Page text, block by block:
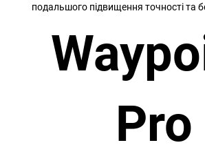
подальшого підвищення точності та
Pro